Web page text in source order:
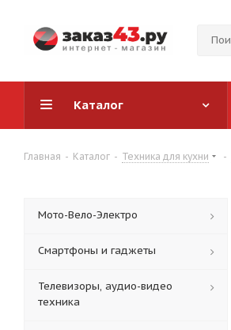
Каталог
Главная - Каталог - Техника для кухни -
Мото-Вело-Электро
Смартфоны и гаджеты
Телевизоры, аудио-видео
техника